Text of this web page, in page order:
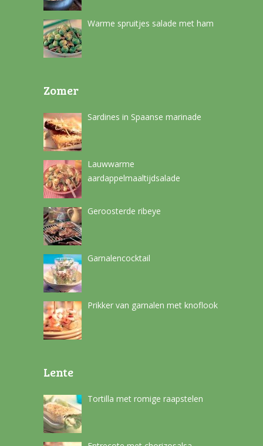
Warme spruitjes salade met ham
Zomer
Sardines in Spaanse marinade
Lauwwarme
aardappelmaaltijdsalade
Geroosterde ribeye
Garnalencocktail
Prikker van garnalen met knoflook
Lente
Tortilla met romige raapstelen